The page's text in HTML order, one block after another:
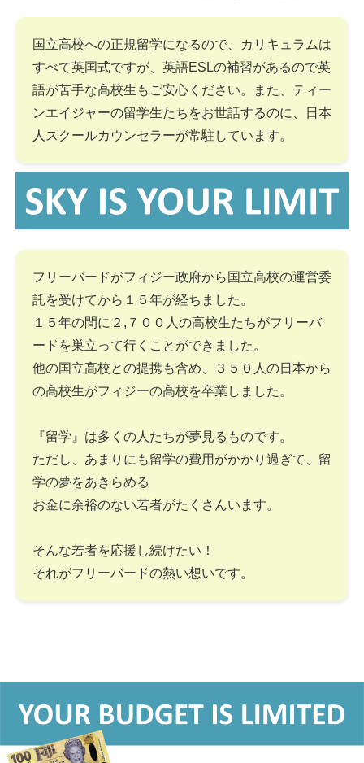
国立高校への正規留学になるので、カリキュラムは
すべて英国式ですが、英語ESLの補習があるので英
語が苦手な高校生もご安心ください。また、ティー
ンエイジャーの留学生たちをお世話するのに、日本
人スクールカウンセラーが常駐しています。
フリーバードがフィジー政府から国立高校の運営委
託を受けてから１５年が経ちました。
１５年の間に２,７００人の高校生たちがフリーバ
ードを巣立って行くことができました。
他の国立高校との提携も含め、３５０人の日本から
の高校生がフィジーの高校を卒業しました。
『留学』は多くの人たちが夢見るものです。
ただし、あまりにも留学の費用がかかり過ぎて、留
学の夢をあきらめる
お金に余裕のない若者がたくさんいます。
そんな若者を応援し続けたい！
それがフリーバードの熱い想いです。